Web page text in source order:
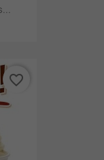
favorite_border